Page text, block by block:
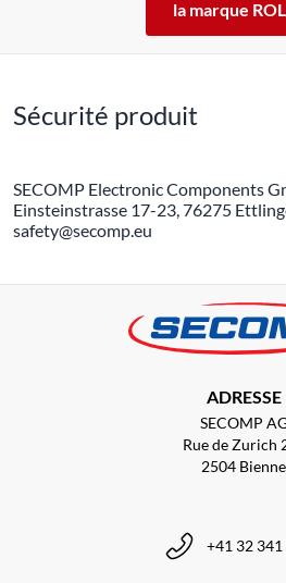
la marque
Sécurité produit
SECOMP Electronic Components
Einsteinstrasse 17-23, 76275
safety@secomp.eu
ADRESSE
SECOMP
Rue de Zurich
2504 Bienne
+41 32 341